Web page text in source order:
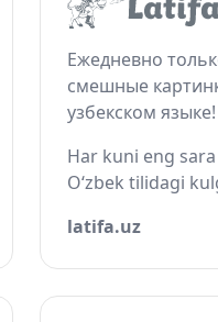
Ежедневно
смешные
узбекском языке!
Har kuni eng
O‘zbek tilidagi
latifa.uz